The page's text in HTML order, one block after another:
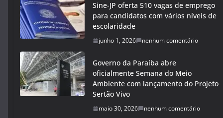
Sine-JP oferta 510 vagas de emprego
para candidatos com vários níveis de
escolaridade
junho 1, 2026 nenhum comentário
Governo da Paraíba abre
oficialmente Semana do Meio
Ambiente com lançamento do Projeto
Sertão Vivo
maio 30, 2026 nenhum comentário